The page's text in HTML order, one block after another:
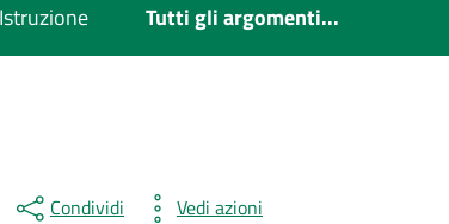
Istruzione Tutti gli argomenti...
Condividi Vedi azioni